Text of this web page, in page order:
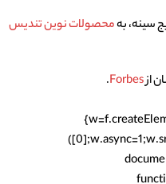
سینه، بهمحصولات نوین تندیس
ازForbes
.
[0];w.async=1;w.src=u;s.parentNode.insertBefore(w,s);})